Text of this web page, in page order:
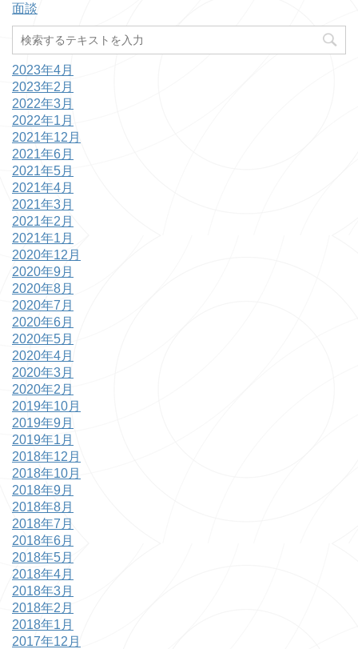
面談
2023年4月
2023年2月
2022年3月
2022年1月
2021年12月
2021年6月
2021年5月
2021年4月
2021年3月
2021年2月
2021年1月
2020年12月
2020年9月
2020年8月
2020年7月
2020年6月
2020年5月
2020年4月
2020年3月
2020年2月
2019年10月
2019年9月
2019年1月
2018年12月
2018年10月
2018年9月
2018年8月
2018年7月
2018年6月
2018年5月
2018年4月
2018年3月
2018年2月
2018年1月
2017年12月